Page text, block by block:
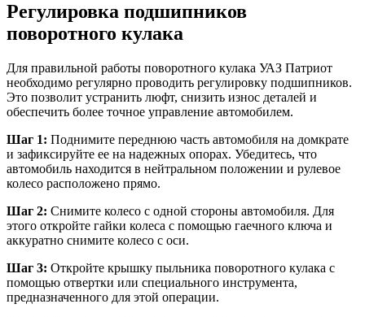
Регулировка подшипников
поворотного кулака
Для правильной работы поворотного кулака УАЗ Патриот
необходимо регулярно проводить регулировку подшипников.
Это позволит устранить люфт, снизить износ деталей и
обеспечить более точное управление автомобилем.
Шаг 1: Поднимите переднюю часть автомобиля на домкрате
и зафиксируйте ее на надежных опорах. Убедитесь, что
автомобиль находится в нейтральном положении и рулевое
колесо расположено прямо.
Шаг 2: Снимите колесо с одной стороны автомобиля. Для
этого откройте гайки колеса с помощью гаечного ключа и
аккуратно снимите колесо с оси.
Шаг 3: Откройте крышку пыльника поворотного кулака с
помощью отвертки или специального инструмента,
предназначенного для этой операции.